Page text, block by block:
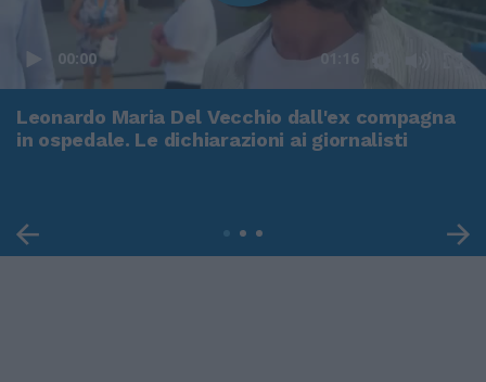
00:00 01:16
Leonardo Maria Del Vecchio dall'ex compagna
in ospedale. Le dichiarazioni ai giornalisti